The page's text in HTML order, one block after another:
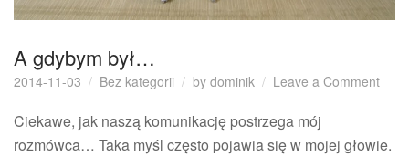
A gdybym był…
2014-11-03 Bez kategorii by dominik Leave a Commenton
był…
Ciekawe, jak naszą komunikację postrzega mój
rozmówca… Taka myśl często pojawia się w mojej głowie.